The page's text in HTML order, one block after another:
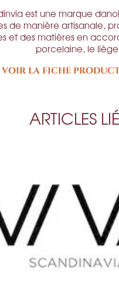
est une marque
de manière artisanale,
et des matières en
porcelaine, le
VOIR LA FICHE
ARTICLES